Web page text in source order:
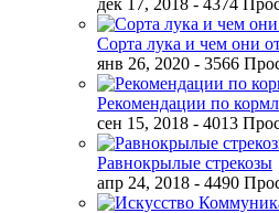
дек 17, 2018 - 4374
Сорта лука и чем они
янв 26, 2020 - 3566
Рекомендации по
сен 15, 2018 - 4013
Равнокрылые стрекозы
апр 24, 2018 - 4490